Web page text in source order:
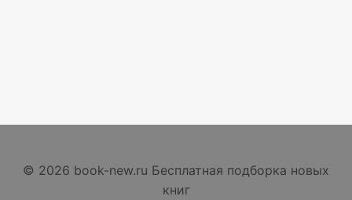
© 2026 book-new.ru Бесплатная подборка новых
книг